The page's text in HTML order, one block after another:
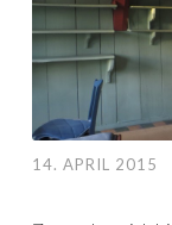
14. APRIL 2015